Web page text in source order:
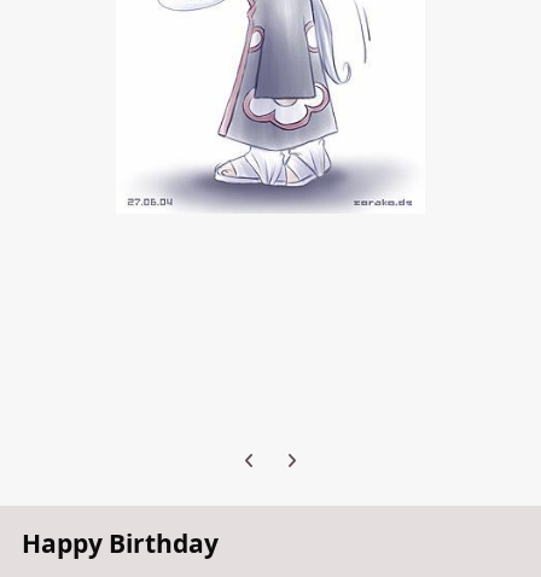
Previous carousel slide
Next carousel slide
Happy Birthday